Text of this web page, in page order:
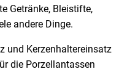
Getränke, Bleistifte,
andere Dinge.
und Kerzenhaltereinsatz
die Porzellantassen